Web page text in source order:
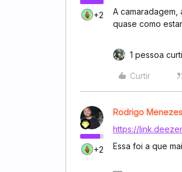
+2
A
quase como
1 pessoa
Curtir
+2
Rodrigo Menezes
https://
Essa foi a que